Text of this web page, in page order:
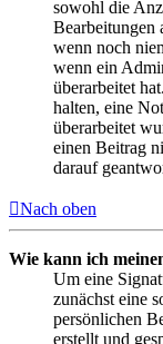
sowohl die
Bearbeitungen
wenn noch
wenn ein
überarbeitet
halten, eine
überarbeitet
einen Beitrag
darauf
Nach oben
Wie kann ich
Um eine
zunächst eine
persönlichen
erstellt und